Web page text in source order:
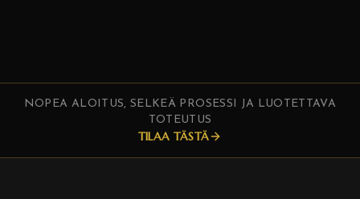
NOPEA ALOITUS, SELKEÄ PROSESSI JA LUOTETTAVA
TOTEUTUS
TILAA TÄSTÄ